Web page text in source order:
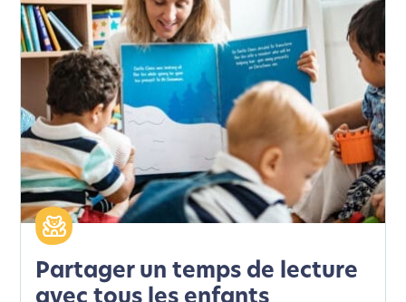
Partager un temps de lecture